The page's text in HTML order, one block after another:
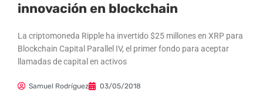
innovación en blockchain
La criptomoneda Ripple ha invertido $25 millones en XRP para
Blockchain Capital Parallel IV, el primer fondo para aceptar
llamadas de capital en activos
Samuel Rodríguez 03/05/2018